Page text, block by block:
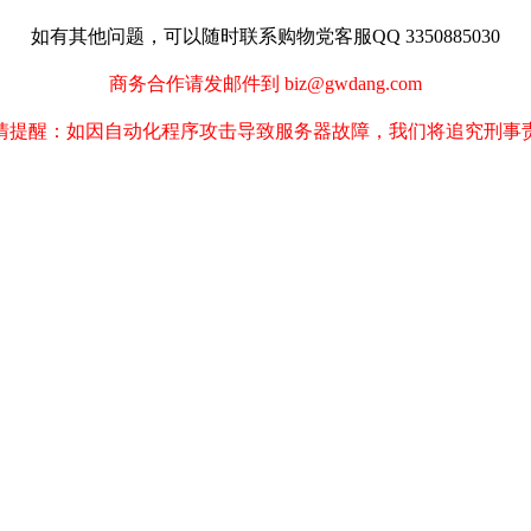
如有其他问题，可以随时联系购物党客服QQ 3350885030
商务合作请发邮件到 biz@gwdang.com
提醒：如因自动化程序攻击导致服务器故障，我们将追究刑事